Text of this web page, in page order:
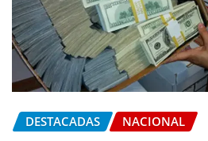
DESTACADAS NACIONAL